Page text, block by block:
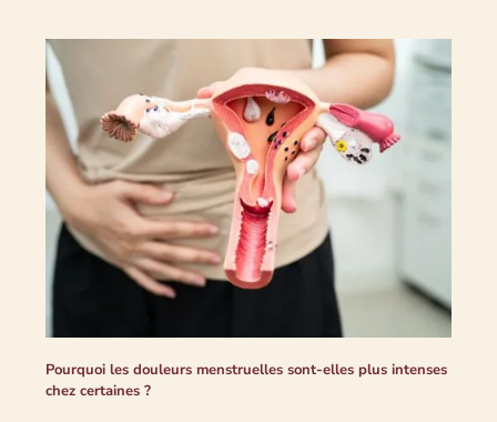
Pourquoi les douleurs menstruelles sont-elles plus intenses
chez certaines ?